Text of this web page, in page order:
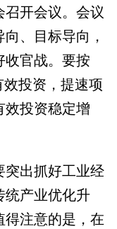
开会议。会议
、目标导向，
收官战。要按
效投资，提速项
效投资稳定增
出抓好工业经
统产业优化升
得注意的是，在